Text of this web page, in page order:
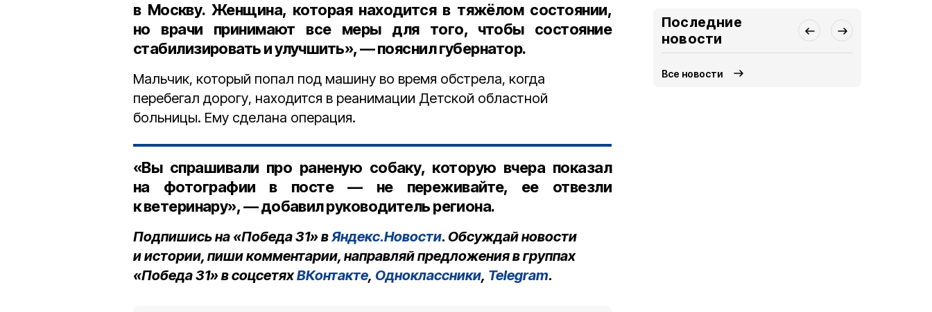
в Москву. Женщина, которая находится в тяжёлом состоянии,
но врачи принимают все меры для того, чтобы состояние
стабилизировать и улучшить», — пояснил губернатор.
Мальчик, который попал под машину во время обстрела, когда
перебегал дорогу, находится в реанимации Детской областной
больницы. Ему сделана операция.
«Вы спрашивали про раненую собаку, которую вчера показал
на фотографии в посте — не переживайте, ее отвезли
к ветеринару», — добавил руководитель региона.
Подпишись на «Победа 31» вЯндекс.Новости. Обсуждай новости
и истории, пиши комментарии, направляй предложения в группах
«Победа 31» в соцсетяхВКонтакте, Одноклассники, Telegram.
Последние
новости
Все новости